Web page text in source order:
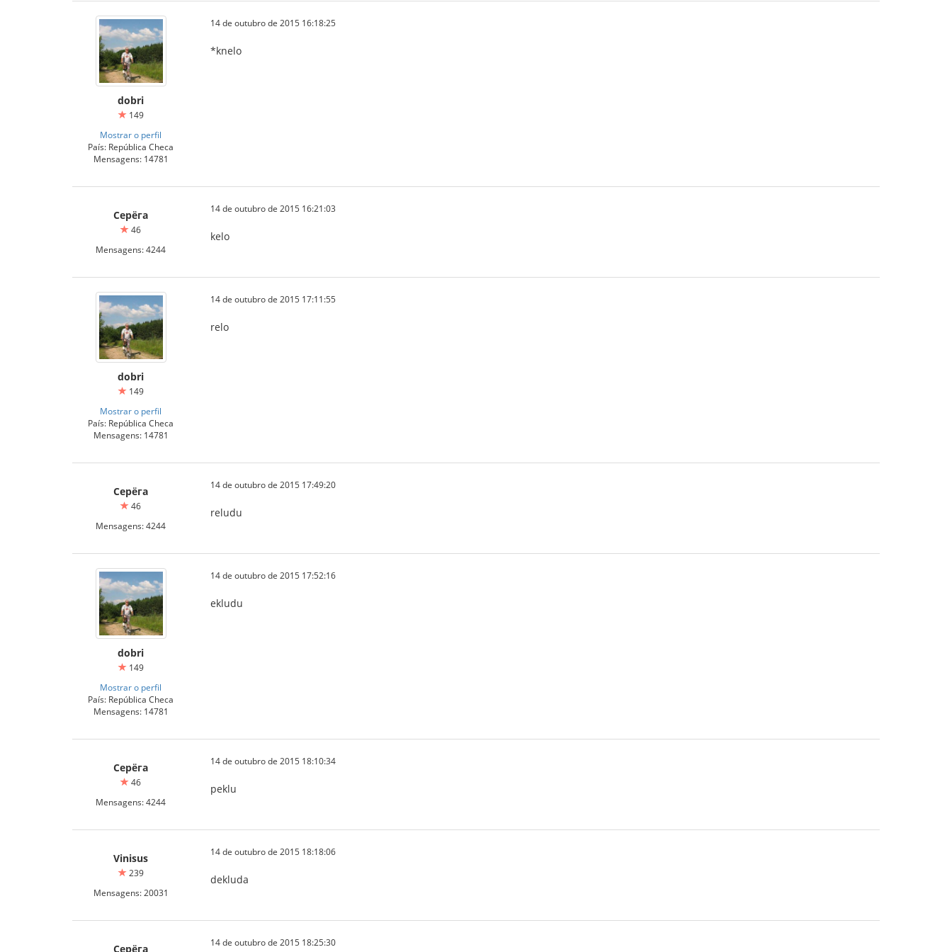
dobri
149
Mostrar o perfil
País: República Checa
Mensagens: 14781
14 de outubro de 2015 16:18:25
*knelo
Серёга
46
Mensagens: 4244
14 de outubro de 2015 16:21:03
kelo
dobri
149
Mostrar o perfil
País: República Checa
Mensagens: 14781
14 de outubro de 2015 17:11:55
relo
Серёга
46
Mensagens: 4244
14 de outubro de 2015 17:49:20
reludu
dobri
149
Mostrar o perfil
País: República Checa
Mensagens: 14781
14 de outubro de 2015 17:52:16
ekludu
Серёга
46
Mensagens: 4244
14 de outubro de 2015 18:10:34
peklu
Vinisus
239
Mensagens: 20031
14 de outubro de 2015 18:18:06
dekluda
Серёга 14 de outubro de 2015 18:25:30